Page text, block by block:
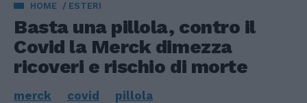
HOME ESTERI
Basta una pillola, contro il
Covid la Merck dimezza
ricoveri e rischio di morte
merck covid pillola